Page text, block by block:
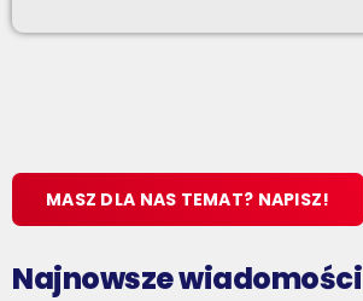
MASZ DLA NAS TEMAT? NAPISZ!
Najnowsze wiadomości